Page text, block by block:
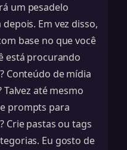
um pesadelo
Em vez disso,
base no que você
está procurando
Conteúdo de mídia
Talvez até mesmo
prompts para
Crie pastas ou tags
Eu gosto de